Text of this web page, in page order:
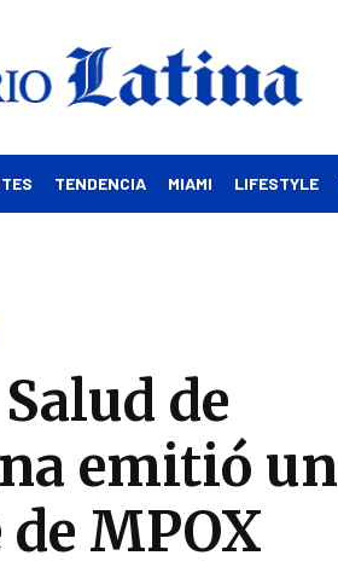
TENDENCIA MIAMI LIFESTYLE
de
emitió un
MPOX